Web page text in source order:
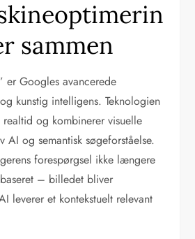
sammen
er Googles avancerede
kunstig intelligens. Teknologien
realtid og kombinerer visuelle
AI og semantisk søgeforståelse.
forespørgsel ikke længere
– billedet bliver
leverer et kontekstuelt relevant